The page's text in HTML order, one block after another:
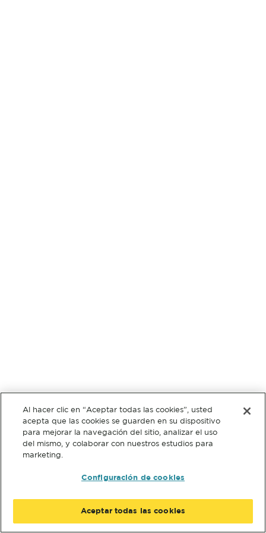
Al hacer clic en “Aceptar todas las cookies”, usted
acepta que las cookies se guarden en su dispositivo
para mejorar la navegación del sitio, analizar el uso
del mismo, y colaborar con nuestros estudios para
marketing.
Configuración de cookies
Aceptar todas las cookies